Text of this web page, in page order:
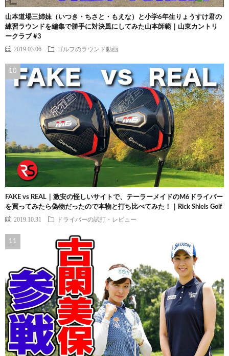
山本道場三姉妹（いつき・ちさと・もえな）と小学6年生りょうすけ君の
練習ラウンドを編集で勝手に対決風にしてみた山本師範｜山東カントリ
ークラブ #3
2019.03.06 ゴルフのラウンド動画
FAKE vs REAL｜激安の怪しいサイトで、テーラーメイドのM6ドライバー
を買ってみたら偽物だったので本物と打ち比べてみた！｜Rick Shiels Golf
2019.10.31 ドライバーの試打・レビュー